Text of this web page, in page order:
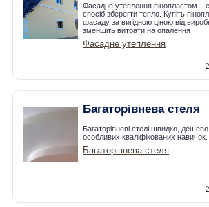
Фасадне утеплення пінопластом –
спосіб зберегти тепло. Купіть
фасаду за вигідною ціною від
зменшіть витрати на опалення
Фасадне утеплення
Багаторівнева стеля
Багаторівневі стелі швидко,
особливих кваліфікованих навичок.
Багаторівнева стеля